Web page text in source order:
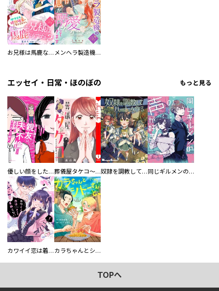
お兄様は馬鹿なんですか？～地味王女は婚約破棄に巻き込まれる～ メンヘラ製造機の公爵令息（過保護）が溺愛してきます
エッセイ・日常・ほのぼの もっと見る
優しい顔をした親友は、夫と不倫して私の家に入り込んできた。 葬儀屋タケコ～あなたの最期、叶えます【電子単行本版】 奴隷を調教してハーレム作る 同じギルメンの声が好き
カワイイ恋は着飾らない カラちゃんとシトーさんと、 【分冊版】
TOPへ